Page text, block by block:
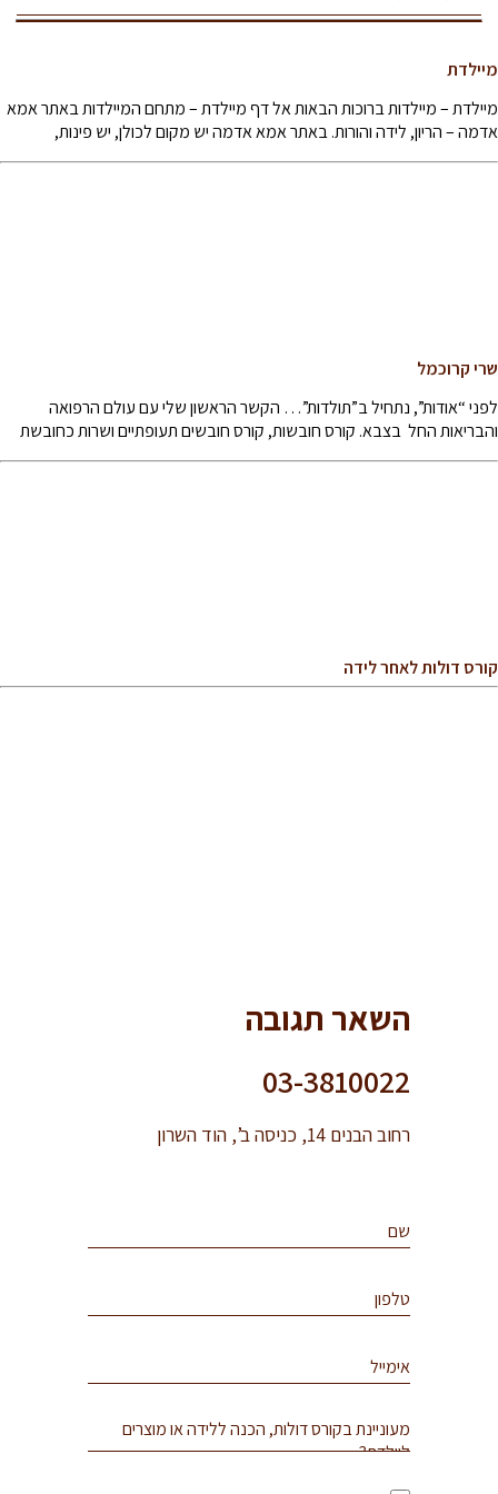
מיילדת
מיילדת – מיילדות ברוכות הבאות אל דף מיילדת – מתחם המיילדות באתר אמא
אדמה – הריון, לידה והורות. באתר אמא אדמה יש מקום לכולן, יש פינות,
שרי קרוכמל
לפני “אודות”, נתחיל ב”תולדות”… הקשר הראשון שלי עם עולם הרפואה
והבריאות החל בצבא. קורס חובשות, קורס חובשים תעופתיים ושרות כחובשת
קורס דולות לאחר לידה
השאר תגובה
03-3810022
רחוב הבנים 14, כניסה ב’, הוד השרון